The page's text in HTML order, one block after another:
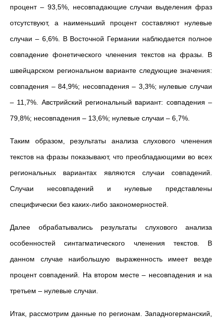
процент – 93,5%, несовпадающие случаи выделения фраз
отсутствуют, а наименьший процент составляют нулевые
случаи – 6,6%. В Восточной Германии наблюдается полное
совпадение фонетического членения текстов на фразы. В
швейцарском региональном варианте следующие значения:
совпадения – 84,9%; несовпадения – 3,3%; нулевые случаи
– 11,7%. Австрийский региональный вариант: совпадения –
79,8%; несовпадения – 13,6%; нулевые случаи – 6,7%.
Таким образом, результаты анализа слухового членения
текстов на фразы показывают, что преобладающими во всех
региональных вариантах являются случаи совпадений.
Случаи несовпадений и нулевые представлены
специфически без каких-либо закономерностей.
Далее обрабатывались результаты слухового анализа
особенностей синтагматического членения текстов. В
данном случае наибольшую выраженность имеет везде
процент совпадений. На втором месте – несовпадения и на
третьем – нулевые случаи.
Итак, рассмотрим данные по регионам. Западногерманский,